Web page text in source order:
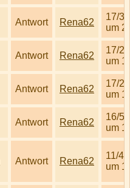
Antwort Rena62
17/3/
um
Antwort Rena62
17/2/
um
Antwort Rena62
17/2/
um
Antwort Rena62
16/5/
um
Antwort Rena62
11/4/
um